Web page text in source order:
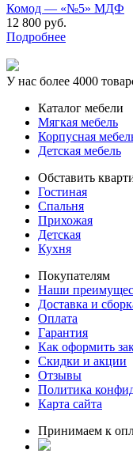
Комод — «№5» МДФ
12 800 руб.
Подробнее
У нас более 4000
Каталог мебели
Мягкая мебель
Корпусная
Детская мебель
Обставить
Гостиная
Спальня
Прихожая
Детская
Кухня
Покупателям
Наши
Доставка и
Оплата
Гарантия
Как оформить
Скидки и акции
Отзывы
Политика
Карта сайта
Принимаем к